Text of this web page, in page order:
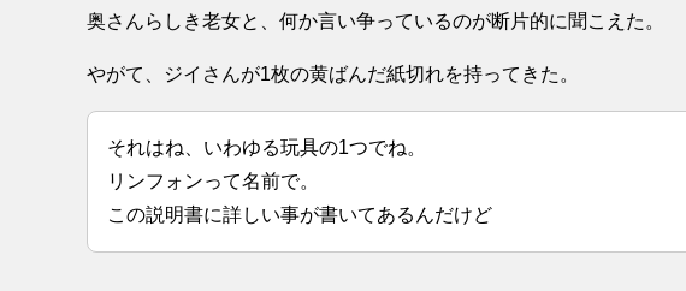
奥さんらしき老女と、何か言い争っているのが断片的に聞こえた。
やがて、ジイさんが1枚の黄ばんだ紙切れを持ってきた。
それはね、いわゆる玩具の1つでね。
リンフォンって名前で。
この説明書に詳しい事が書いてあるんだけど